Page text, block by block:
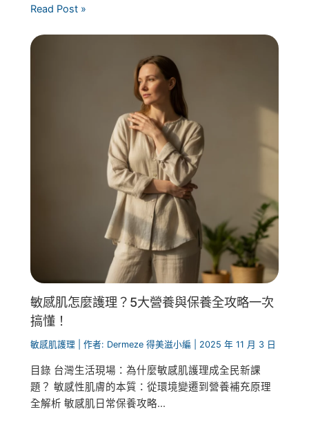
Read Post »
敏感肌怎麼護理？5大營養與保養全攻略一次
搞懂！
敏感肌護理 | 作者: Dermeze 得美滋小編 2025 年 11 月 3 日
目錄 台灣生活現場：為什麼敏感肌護理成全民新課
題？ 敏感性肌膚的本質：從環境變遷到營養補充原理
全解析 敏感肌日常保養攻略...